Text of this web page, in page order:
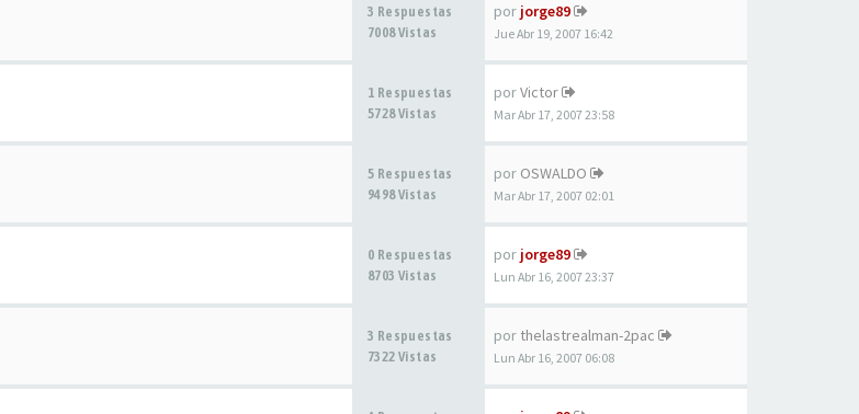
3 Respuestas
7008 Vistas
por jorge89
Jue Abr 19, 2007 16:42
1 Respuestas
5728 Vistas
porVictor
Mar Abr 17, 2007 23:58
5 Respuestas
9498 Vistas
por OSWALDO
Mar Abr 17, 2007 02:01
0 Respuestas
8703 Vistas
por jorge89
Lun Abr 16, 2007 23:37
3 Respuestas
7322 Vistas
por thelastrealman-2pac
Lun Abr 16, 2007 06:08